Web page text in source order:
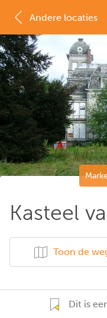
Kasteel
Toon de
Dit is
Andere locaties
MAP